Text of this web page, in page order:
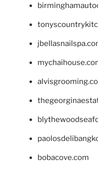
bobacove.com